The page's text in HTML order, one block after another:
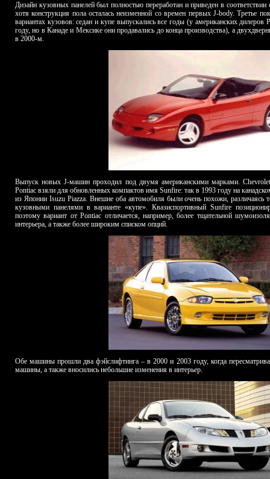
Дизайн кузовных панелей был полностью переработан и приведен в
хотя конструкция пола осталась неизменной со времен первых J-body. Третье
вариантах кузовов: седан и купе выпускались все годы (у американских дилеров
году, но в Канаде и Мексике они продавались до конца производства), а
в 2000-м.
Выпуск новых J-машин проходил под двумя американскими марками.
Pontiac взяли для обновленных компактов имя Sunfire: так в 1993 году на
из Японии Isuzu Piazza. Внешне оба автомобиля были очень похожи, различаясь
кузовными панелями в варианте «купе». Квазиспортивный Sunfire
поэтому вариант от Pontiac отличается, например, более тщательной
интерьера, а также более широким списком опций.
Обе машины прошли два фэйслифтинга – в 2000 и 2003 году, когда
машины, а также вносились небольшие изменения в интерьер.